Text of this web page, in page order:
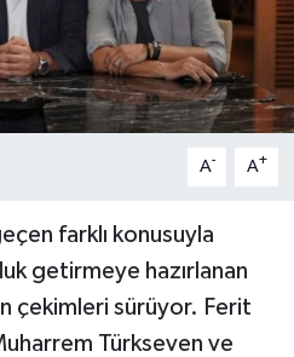
A- A+
farklı konusuyla
getirmeye hazırlanan
çekimleri sürüyor. Ferit
Türkseven ve